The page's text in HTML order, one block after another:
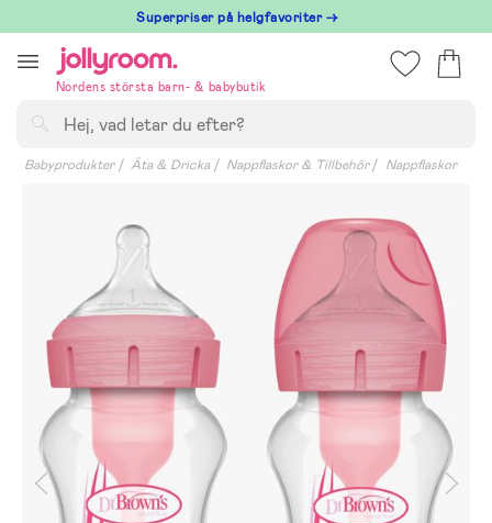
till
innehållet
Superpriser på helgfavoriter →
Nordens största barn- & babybutik
Babyprodukter Äta & Dricka Nappflaskor & Tillbehör Nappflaskor